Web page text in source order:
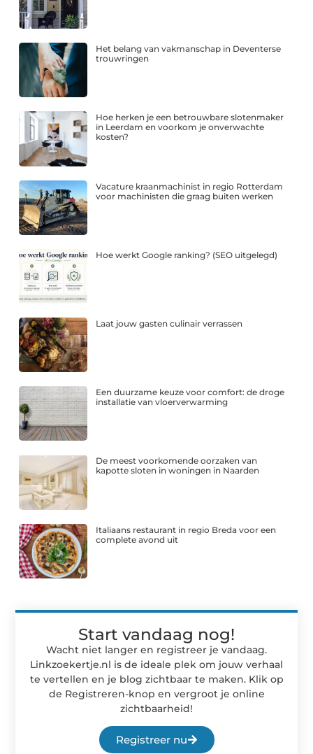
Het belang van vakmanschap in Deventerse
trouwringen
Hoe herken je een betrouwbare slotenmaker
in Leerdam en voorkom je onverwachte
kosten?
Vacature kraanmachinist in regio Rotterdam
voor machinisten die graag buiten werken
Hoe werkt Google ranking? (SEO uitgelegd)
Laat jouw gasten culinair verrassen
Een duurzame keuze voor comfort: de droge
installatie van vloerverwarming
De meest voorkomende oorzaken van
kapotte sloten in woningen in Naarden
Italiaans restaurant in regio Breda voor een
complete avond uit
Start vandaag nog!
Wacht niet langer en registreer je vandaag.
Linkzoekertje.nl is de ideale plek om jouw verhaal
te vertellen en je blog zichtbaar te maken. Klik op
de Registreren-knop en vergroot je online
zichtbaarheid!
Registreer nu